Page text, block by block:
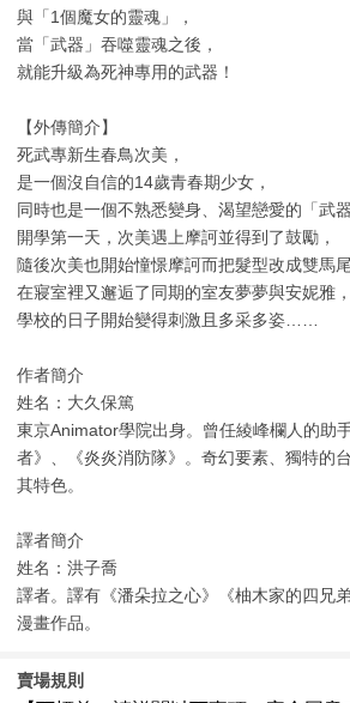
與「1個魔女的靈魂」，
當「武器」吞噬靈魂之後，
就能升級為死神專用的武器！
【外傳簡介】
死武專新生春鳥次美，
是一個沒自信的14歲青春期少女，
同時也是一個不熟悉變身、渴望戀愛的「武器
開學第一天，次美遇上摩訶並得到了鼓勵，
隨後次美也開始憧憬摩訶而把髮型改成雙馬尾
在寢室裡又邂逅了同期的室友夢夢與安妮雅，
學校的日子開始變得刺激且多采多姿……
作者簡介
姓名：大久保篤
東京Animator學院出身。曾任綾峰欄人的助
者》、《炎炎消防隊》。奇幻要素、獨特的
其特色。
譯者簡介
姓名：洪子喬
譯者。譯有《潘朵拉之心》《柚木家的四兄
漫畫作品。
賣場規則